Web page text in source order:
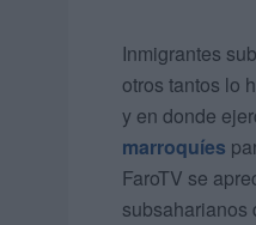
Inmigrantes
otros tantos lo
y en donde
marroquíes
FaroTV se
subsaharianos